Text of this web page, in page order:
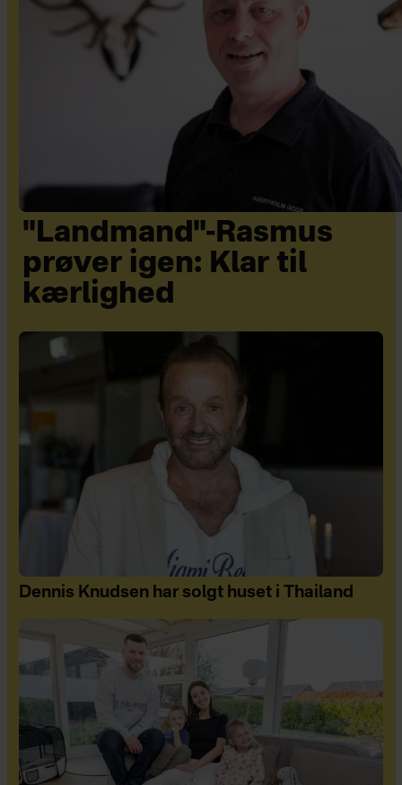
"Landmand"-Rasmus
prøver igen: Klar til
kærlighed
Dennis Knudsen har solgt huset i Thailand